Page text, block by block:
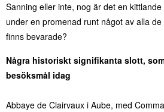
Sanning eller inte, nog är det en
under en promenad runt något av alla
finns bevarade?
Några historiskt signifikanta slott,
besöksmål idag
Abbaye de Clairvaux i Aube, med